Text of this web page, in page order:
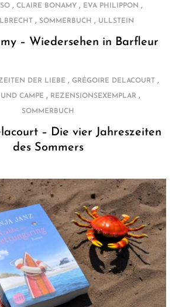
, CLAIRE BONAMY, EVA PHILIPPON ,
, SOMMERBUCH , ULLSTEIN
– Wiedersehen in Barfleur
DER LIEBE , GRÉGOIRE DELACOURT,
CAMPE , REZENSIONSEXEMPLAR ,
SOMMERBUCH
– Die vier Jahreszeiten
des Sommers